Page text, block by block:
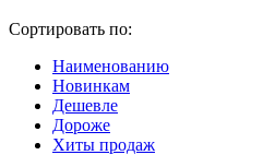
Сортировать по:
Наименованию
Новинкам
Дешевле
Дороже
Хиты продаж